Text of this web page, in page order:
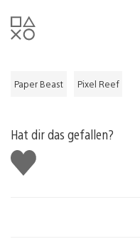
Paper Beast Pixel Reef
Hat dir das gefallen?
Gefällt
mir